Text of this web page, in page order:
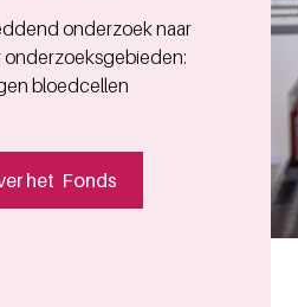
onderzoek naar
onderzoeksgebieden:
bloedcellen
het Fonds